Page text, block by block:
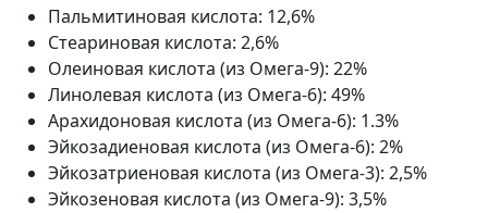
Пальмитиновая кислота: 12,6%
Стеариновая кислота: 2,6%
Олеиновая кислота (из Омега-9): 22%
Линолевая кислота (из Омега-6): 49%
Арахидоновая кислота (из Омега-6): 1.3%
Эйкозадиеновая кислота (из Омега-6): 2%
Эйкозатриеновая кислота (из Омега-3): 2,5%
Эйкозеновая кислота (из Омега-9): 3,5%